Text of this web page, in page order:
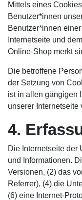
Mittels eines
Benutzer*innen
Benutzer*innen
Internetseite und
Online-Shop merkt
Die betroffene
der Setzung von
ist in allen gängigen
unserer Internetseite
4.
Die Internetseite der
und Informationen.
Versionen, (2) das
Referrer), (4) die
(6) eine Internet-